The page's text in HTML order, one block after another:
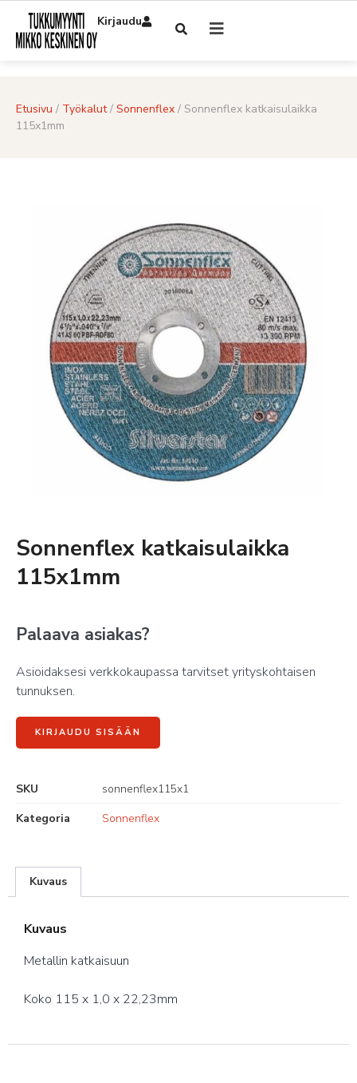
Kirjaudu
Etusivu / Työkalut/ Sonnenflex / Sonnenflex katkaisulaikka
115x1mm
Sonnenflex katkaisulaikka
115x1mm
Palaava asiakas?
Asioidaksesi verkkokaupassa tarvitset yrityskohtaisen
tunnuksen.
KIRJAUDU SISÄÄN
SKU
sonnenflex115x1
Kategoria
Sonnenflex
Kuvaus
Kuvaus
Metallin katkaisuun
Koko 115 x 1,0 x 22,23mm